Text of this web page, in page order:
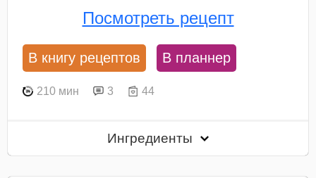
Посмотреть рецепт
В книгу рецептов В планнер
210 мин 3 44
Ингредиенты